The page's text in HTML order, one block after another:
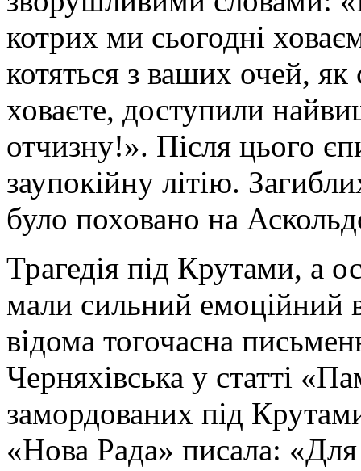
котрих ми сьогодні
котяться з ваших очей,
ховаєте, доступили
отчизну!». Після цього
заупокійну літію.
було поховано на
Трагедія під Крутами, а
мали сильний емоційний
відома тогочасна
Черняхівська у статті
замордованих під
«Нова Рада» писала: